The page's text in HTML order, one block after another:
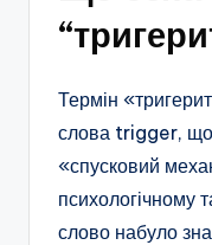
Термін
слова trigger, що
«спусковий
психологічному
слово набуло